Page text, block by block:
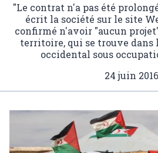
"Le contrat n'a pas été
écrit la société sur le site
confirmé n'avoir "aucun
territoire, qui se trouve dans
occidental sous
24 juin 2016